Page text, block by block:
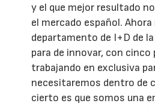
y el que mejor resultado
el mercado español.
departamento de I+D de
para de innovar, con cinco
trabajando en exclusiva
necesitaremos dentro de
cierto es que somos una